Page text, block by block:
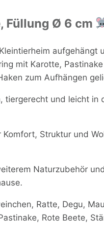
Füllung Ø 6 cm
aufgehängt
mit Karotte,
zum Aufhängen
tiergerecht und leicht in
Struktur und
Naturzubehör
Ratte, Degu,
Rote Beete,